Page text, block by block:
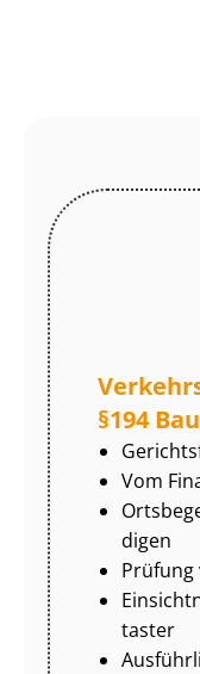
§194
Vom
di­gen
Prüfung
tas­ter